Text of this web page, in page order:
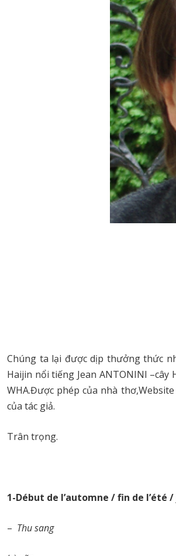
Chúng ta lại được dịp thưởng thức
Haijin nổi tiếng Jean ANTONINI
WHA.Được phép của nhà
của tác giả.
Trân trọng.
1-Début de l’automne / fin de l’été
– Thu sang